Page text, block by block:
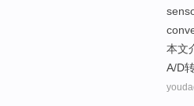
本文
A/D